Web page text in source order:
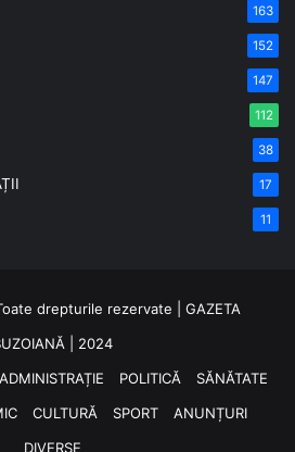
163
152
147
112
38
17
11
drepturile rezervate | GAZETA
| 2024
ADMINISTRAȚIE POLITICĂ
SĂNĂTATE
CULTURĂ SPORT
ANUNȚURI
DIVERSE